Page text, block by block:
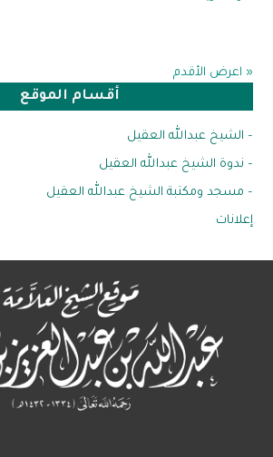
« اعرض الأقدم
أقسام الموقع
– الشيخ عبدالله العقيل
– ندوة الشيخ عبدالله العقيل
– مسجد ومكتبة الشيخ عبدالله العقيل
إعلانات